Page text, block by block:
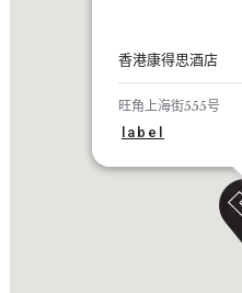
香港康得思酒店
旺角上海街555号
label